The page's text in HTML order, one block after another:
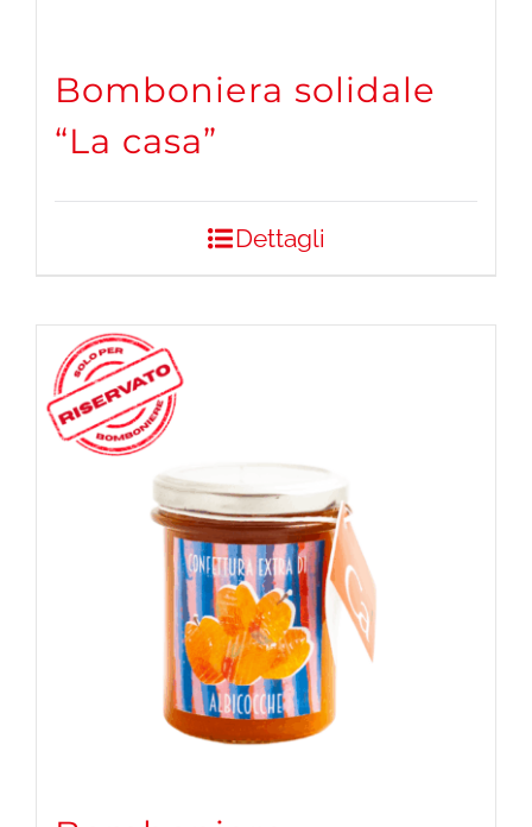
Bomboniera solidale
“La casa”
Dettagli